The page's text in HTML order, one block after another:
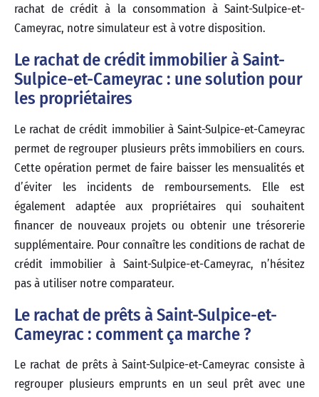
rachat de crédit à la consommation à Saint-Sulpice-et-
Cameyrac, notre simulateur est à votre disposition.
Le rachat de crédit immobilier à Saint-
Sulpice-et-Cameyrac : une solution pour
les propriétaires
Le rachat de crédit immobilier à Saint-Sulpice-et-Cameyrac
permet de regrouper plusieurs prêts immobiliers en cours.
Cette opération permet de faire baisser les mensualités et
d’éviter les incidents de remboursements. Elle est
également adaptée aux propriétaires qui souhaitent
financer de nouveaux projets ou obtenir une trésorerie
supplémentaire. Pour connaître les conditions de rachat de
crédit immobilier à Saint-Sulpice-et-Cameyrac, n’hésitez
pas à utiliser notre comparateur.
Le rachat de prêts à Saint-Sulpice-et-
Cameyrac : comment ça marche ?
Le rachat de prêts à Saint-Sulpice-et-Cameyrac consiste à
regrouper plusieurs emprunts en un seul prêt avec une